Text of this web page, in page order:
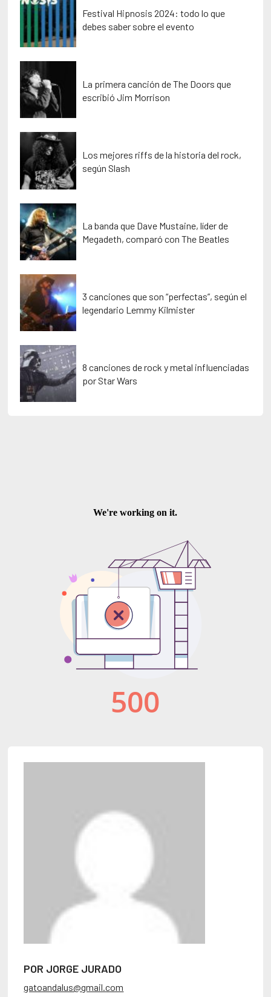
Festival Hipnosis 2024: todo lo que
debes saber sobre el evento
La primera canción de The Doors que
escribió Jim Morrison
Los mejores riffs de la historia del rock,
según Slash
La banda que Dave Mustaine, líder de
Megadeth, comparó con The Beatles
3 canciones que son “perfectas”, según el
legendario Lemmy Kilmister
8 canciones de rock y metal influenciadas
por Star Wars
POR JORGE JURADO
gatoandalus@gmail.com